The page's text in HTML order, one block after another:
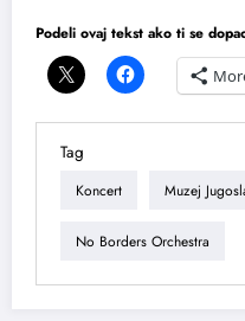
Podeli ovaj tekst ako ti se
Tag
Koncert Muzej
No Borders Orchestra